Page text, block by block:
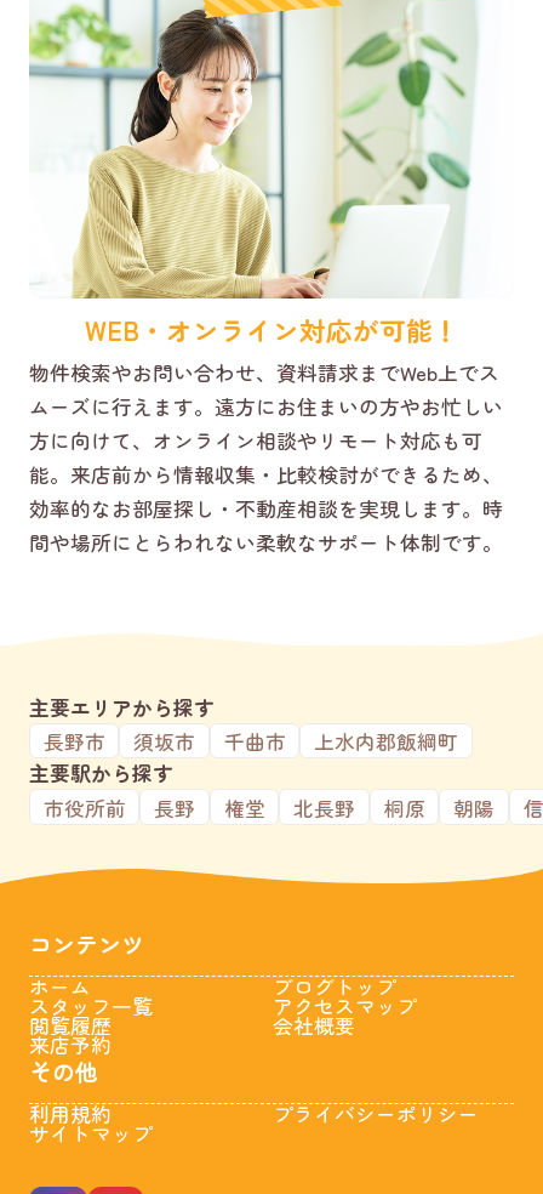
WEB・オンライン対応が可能！
物件検索やお問い合わせ、資料請求までWeb上でス
ムーズに行えます。遠方にお住まいの方やお忙しい
方に向けて、オンライン相談やリモート対応も可
能。来店前から情報収集・比較検討ができるため、
効率的なお部屋探し・不動産相談を実現します。時
間や場所にとらわれない柔軟なサポート体制です。
主要エリアから探す
長野市
須坂市 千曲市
上水内郡飯綱町
主要駅から探す
市役所前
長野 権堂 北長野 桐原 朝陽
コンテンツ
ホーム
スタッフ一覧
閲覧履歴
来店予約
ブログトップ
アクセスマップ
会社概要
その他
利用規約
サイトマップ
プライバシーポリシー